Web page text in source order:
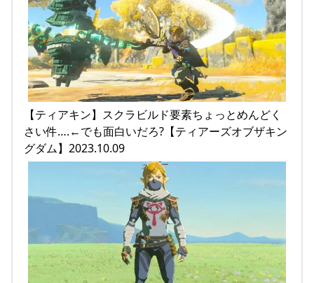
【ティアキン】スクラビルド要素ちょっとめんどく
さい件….←でも面白いだろ?【ティアーズオブザキン
グダム】2023.10.09